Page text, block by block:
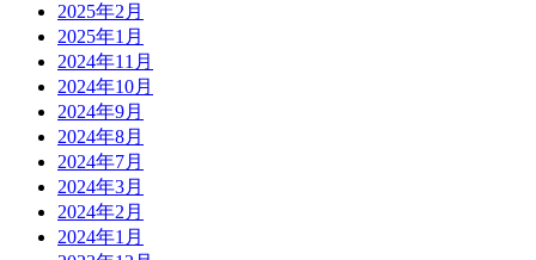
2025年2月
2025年1月
2024年11月
2024年10月
2024年9月
2024年8月
2024年7月
2024年3月
2024年2月
2024年1月